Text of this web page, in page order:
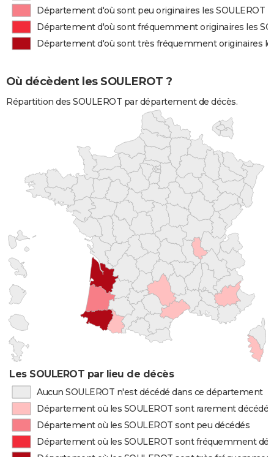
Département d'où sont peu originaires les SOULEROT
Département d'où sont fréquemment originaires les
Département d'où sont très fréquemment originaires
Où décèdent les SOULEROT ?
Répartition des SOULEROT par département de décès.
Les SOULEROT par lieu de décès
Aucun SOULEROT n'est décédé dans ce département
Département où les SOULEROT sont rarement décédés
Département où les SOULEROT sont peu décédés
Département où les SOULEROT sont fréquemment